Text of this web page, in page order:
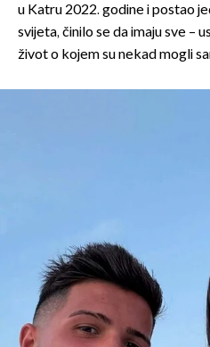
u Katru 2022. godine i postao
svijeta, činilo se da imaju sve –
život o kojem su nekad mogli